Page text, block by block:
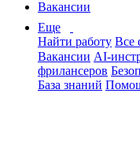
Вакансии
Еще
Найти работу Все
Вакансии AI-
фрилансеров
База знаний